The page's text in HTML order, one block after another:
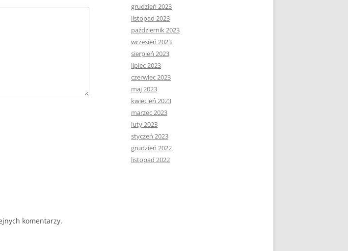
komentarzy.
grudzień 2023
listopad 2023
październik 2023
wrzesień 2023
sierpień 2023
lipiec 2023
czerwiec 2023
maj 2023
kwiecień 2023
marzec 2023
luty 2023
styczeń 2023
grudzień 2022
listopad 2022